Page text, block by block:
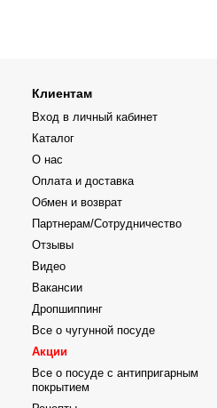
выбором для любой кухни.
Elmani:
Благодаря
Использование экологически
дизайн и яркие цвета
Подходит для всех типов плит,
Простота очистки и
Клиентам
Вход в личный кабинет
Каталог
О нас
Оплата и доставка
Обмен и возврат
Партнерам/Сотрудничество
Отзывы
Видео
Вакансии
Дропшиппинг
Все о чугунной посуде
Акции
Все о посуде с антипригарным
покрытием